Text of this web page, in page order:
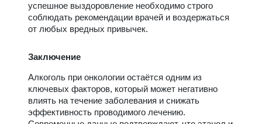
успешное выздоровление необходимо строго
соблюдать рекомендации врачей и воздержаться
от любых вредных привычек.
Заключение
Алкоголь при онкологии остаётся одним из
ключевых факторов, который может негативно
влиять на течение заболевания и снижать
эффективность проводимого лечению.